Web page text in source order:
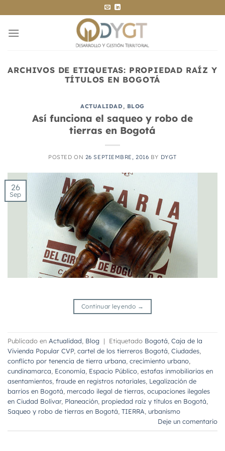
al
contenido
ARCHIVOS DE ETIQUETAS: PROPIEDAD RAÍZ Y
TÍTULOS EN BOGOTÁ
ACTUALIDAD, BLOG
Así funciona el saqueo y robo de
tierras en Bogotá
POSTED ON 26 SEPTIEMBRE, 2016 BY DYGT
26
Sep
Continuar leyendo →
Publicado en Actualidad Blog | Etiquetado Bogotá Caja de la
Vivienda Popular CVP, cartel de los tierreros Bogotá Ciudades
conflicto por tenencia de tierra urbana crecimiento urbano
cundinamarca Economía Espacio Público estafas inmobiliarias en
asentamientos fraude en registros notariales Legalización de
barrios en Bogotá mercado ilegal de tierras ocupaciones ilegales
en Ciudad Bolívar, Planeación propiedad raíz y títulos en Bogotá
Saqueo y robo de tierras en Bogotá TIERRA urbanismo
Deje un comentario